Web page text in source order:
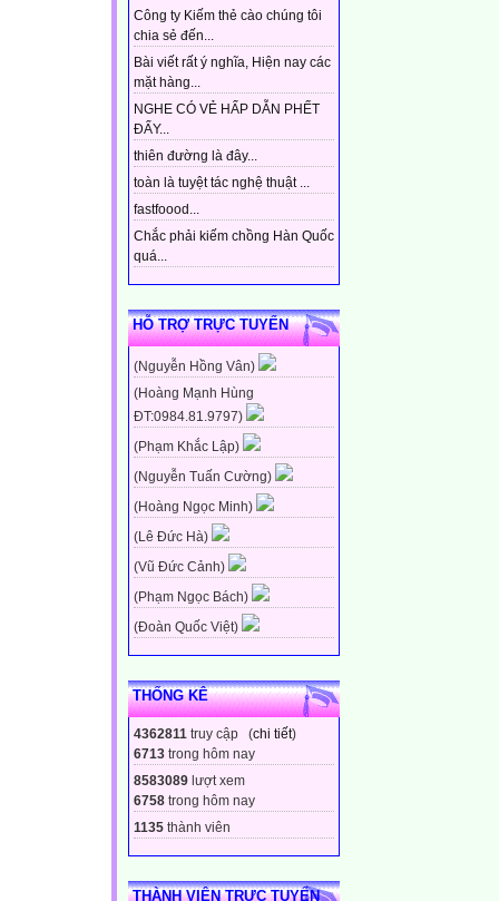
Công ty Kiếm thẻ cào chúng tôi
chia sẻ đến...
Bài viết rất ý nghĩa, Hiện nay các
mặt hàng...
NGHE CÓ VẺ HẤP DẪN PHẾT
ĐẤY...
thiên đường là đây...
toàn là tuyệt tác nghệ thuật ...
fastfoood...
Chắc phải kiếm chồng Hàn Quốc
quá...
HỖ TRỢ TRỰC TUYẾN
(Nguyễn Hồng Vân)
(Hoàng Mạnh Hùng
ĐT:0984.81.9797)
(Phạm Khắc Lập)
(Nguyễn Tuấn Cường)
(Hoàng Ngọc Minh)
(Lê Đức Hà)
(Vũ Đức Cảnh)
(Phạm Ngọc Bách)
(Đoàn Quốc Việt)
THỐNG KÊ
4362811 truy cập (chi tiết)
6713 trong hôm nay
8583089 lượt xem
6758 trong hôm nay
1135 thành viên
THÀNH VIÊN TRỰC TUYẾN